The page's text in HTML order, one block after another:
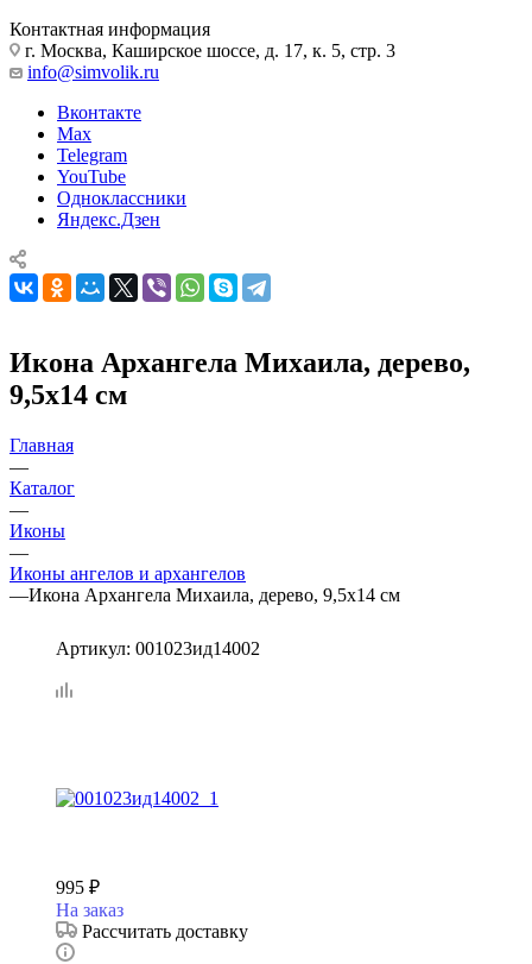
Контактная информация
г. Москва, Каширское шоссе, д. 17, к. 5, стр. 3
info@simvolik.ru
Вконтакте
Max
Telegram
YouTube
Одноклассники
Яндекс.Дзен
Икона Архангела Михаила, дерево,
9,5х14 см
Главная
—
Каталог
—
Иконы
—
Иконы ангелов и архангелов
—Икона Архангела Михаила, дерево, 9,5х14 см
Артикул: 001023ид14002
995 ₽
На заказ
Рассчитать доставку